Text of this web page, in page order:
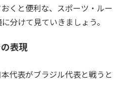
くと便利な、スポーツ・ルー
分けて見ていきましょう。
表現
代表がブラジル代表と戦うと